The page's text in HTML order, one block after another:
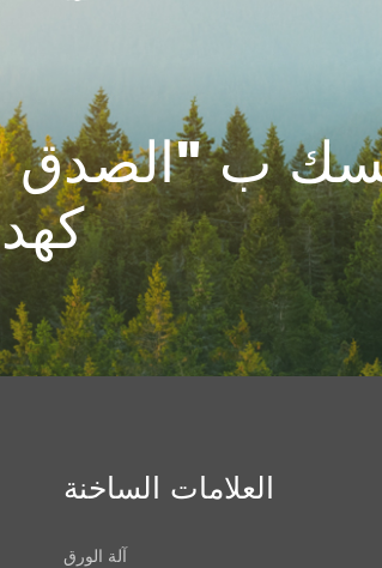
ب "الصدق
العلامات الساخنة
آلة الورق